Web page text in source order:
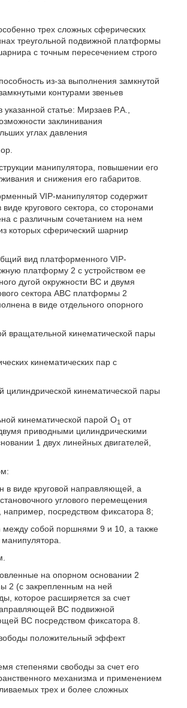
трех сложных сферических
треугольной подвижной платформы
с точным пересечением строго
из-за выполнения замкнутой
контурами звеньев
статье: Мирзаев Р.А.,
заклинивания
углах давления
манипулятора, повышении его
и снижения его габаритов.
VIP-манипулятор содержит
кругового сектора, со сторонами
с различным сочетанием на нем
которых сферический шарнир
вид платформенного VIP-
платформу 2 с устройством ее
дугой окружности ВС и двумя
сектора ABC платформы 2
в виде отдельного опорного
вращательной кинематической пары
кинематических пар с
цилиндрической кинематической пары
кинематической парой O1 от
приводными цилиндрическими
1 двух линейных двигателей,
в виде круговой направляющей, а
углового перемещения
посредством фиксатора 8;
собой поршнями 9 и 10, а также
на опорном основании 2
2 (с закрепленным на ней
которое расширяется за счет
ВС подвижной
ВС посредством фиксатора 8.
положительный эффект
степенями свободы за счет его
механизма и применением
трех и более сложных